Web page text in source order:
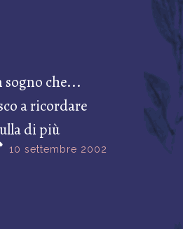
sogno che...
a ricordare
di più
10 settembre 2002